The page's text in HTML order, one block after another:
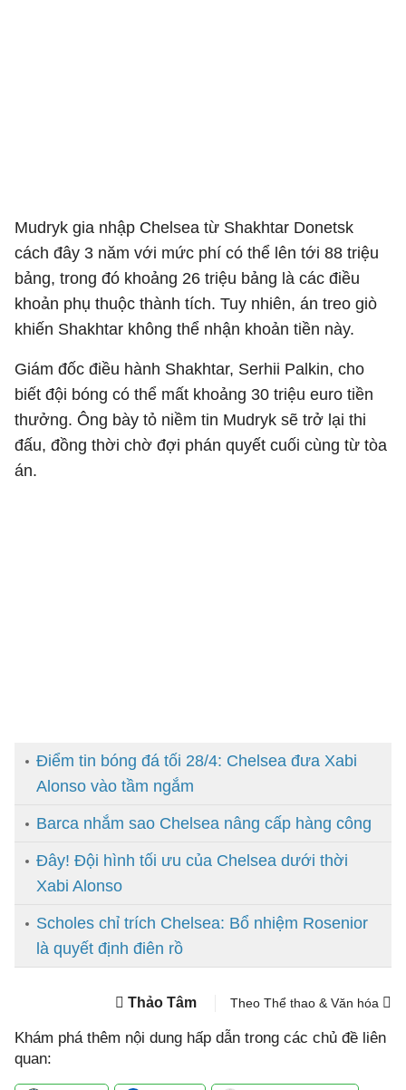
Mudryk gia nhập Chelsea từ Shakhtar Donetsk
cách đây 3 năm với mức phí có thể lên tới 88 triệu
bảng, trong đó khoảng 26 triệu bảng là các điều
khoản phụ thuộc thành tích. Tuy nhiên, án treo giò
khiến Shakhtar không thể nhận khoản tiền này.
Giám đốc điều hành Shakhtar, Serhii Palkin, cho
biết đội bóng có thể mất khoảng 30 triệu euro tiền
thưởng. Ông bày tỏ niềm tin Mudryk sẽ trở lại thi
đấu, đồng thời chờ đợi phán quyết cuối cùng từ tòa
án.
Điểm tin bóng đá tối 28/4: Chelsea đưa Xabi
Alonso vào tầm ngắm
Barca nhắm sao Chelsea nâng cấp hàng công
Đây! Đội hình tối ưu của Chelsea dưới thời
Xabi Alonso
Scholes chỉ trích Chelsea: Bổ nhiệm Rosenior
là quyết định điên rồ
Thảo Tâm Theo Thể thao & Văn hóa
Khám phá thêm nội dung hấp dẫn trong các chủ đề liên
quan: